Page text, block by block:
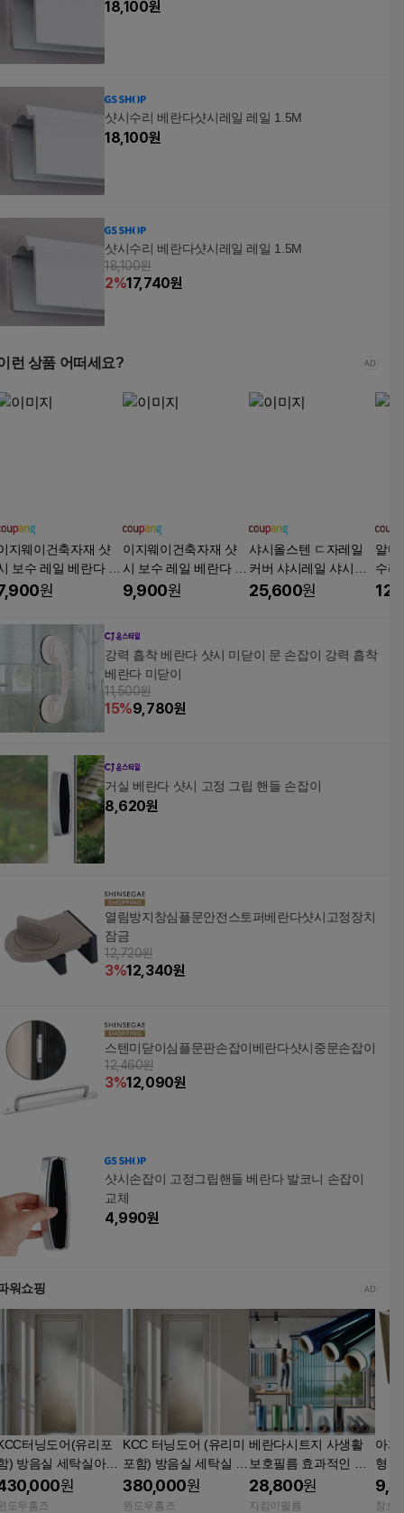
18,100원
샷시수리 베란다샷시레일 레일 1.5M
18,100원
샷시수리 베란다샷시레일 레일 1.5M
18,100원
2%17,740원
런 상품 어떠세요?
지웨이건축자재 샷
보수 레일 베란다 창
틀 수리 교체 평레일
원
이지웨이건축자재 샷
시 보수 레일 베란다 창
문 틀 수리 교체 평레일
9,900원
샤시올스텐 ㄷ자레일
커버 샤시레일 샤시보
수용 평레일 5mm 7m
25,600원
알미
수리
트
강력 흡착 베란다 샷시 미닫이 문 손잡이 강력 흡착
베란다 미닫이
11,500원
15%9,780원
거실 베란다 샷시 고정 그립 핸들 손잡이
8,620원
열림방지창심플문안전스토퍼베란다샷시고정장치
잠금
12,720원
3%12,340원
스텐미닫이심플문판손잡이베란다샷시중문손잡이
12,460원
3%12,090원
샷시손잡이 고정그립핸들 베란다 발코니 손잡이
교체
4,990원
워쇼핑
터닝도어(유리포
) 방음실 세탁실아파
베란다 고단열/방음
원
도우홈즈
KCC 터닝도어 (유리미
포함) 방음실 세탁실 아
파트베란다 터닝도어
고단열/방음 DF140
380,000원
윈도우홈즈
베란다시트지 사생활
보호필름 효과적인 창
문시트지 다이소 뽁뽁
이
28,800원
지킴이필름
아파
형
창
다
창호